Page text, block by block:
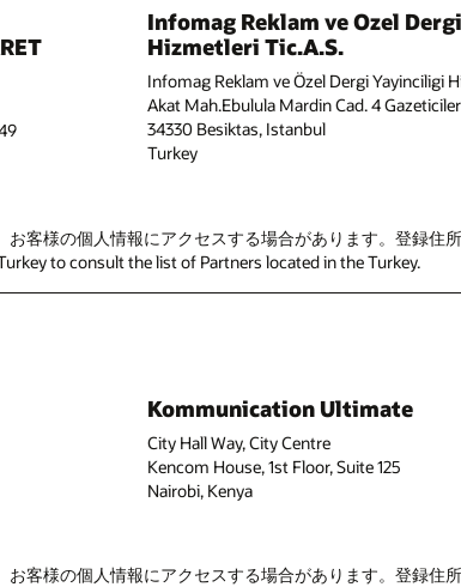
Infomag Reklam ve Ozel
Hizmetleri Tic.A.S.
Infomag Reklam ve Özel Dergi Yayinciligi
Akat Mah.Ebulula Mardin Cad. 4
34330 Besiktas, Istanbul
Turkey
客様の個人情報にアクセスする場合があります。登録住
to consult the list of Partners located in the Turkey.
Kommunication Ultimate
City Hall Way, City Centre
Kencom House, 1st Floor, Suite 125
Nairobi, Kenya
客様の個人情報にアクセスする場合があります。登録住